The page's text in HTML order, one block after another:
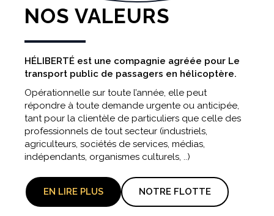
NOS VALEURS
HÉLIBERTÉ est une compagnie agréée pour Le
transport public de passagers en hélicoptère.
Opérationnelle sur toute l’année, elle peut
répondre à toute demande urgente ou anticipée,
tant pour la clientèle de particuliers que celle des
professionnels de tout secteur (industriels,
agriculteurs, sociétés de services, médias,
indépendants, organismes culturels, ..)
EN LIRE PLUS NOTRE FLOTTE